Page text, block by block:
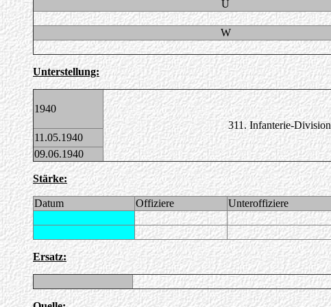
U
W
Unterstellung:
1940
311. Infanterie-Division
11.05.1940
09.06.1940
Stärke:
Datum Offiziere Unteroffiziere
Ersatz: